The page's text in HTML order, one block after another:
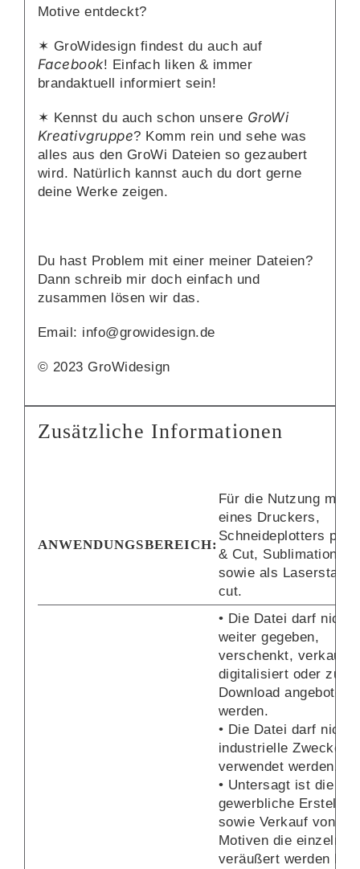
Motive entdeckt?
✶ GroWidesign findest du auch auf
Facebook! Einfach liken & immer
brandaktuell informiert sein!
✶ Kennst du auch schon unsere GroWi
Kreativgruppe? Komm rein und sehe was
alles aus den GroWi Dateien so gezaubert
wird. Natürlich kannst auch du dort gerne
deine Werke zeigen.
Du hast Problem mit einer meiner Dateien?
Dann schreib mir doch einfach und
zusammen lösen wir das.
Email: info@growidesign.de
© 2023 GroWidesign
Zusätzliche Informationen
ANWENDUNGSBEREICH:
Für die Nutzung mit
eines Druckers,
Schneideplotters per
& Cut,
sowie als
cut.
• Die Datei darf nicht
weiter gegeben,
verschenkt, verkauft,
digitalisiert oder zum
Download angeboten
werden.
• Die Datei darf nicht
industrielle Zwecke
verwendet werden.
• Untersagt ist die
gewerbliche
sowie Verkauf von
Motiven die einzeln
veräußert werden